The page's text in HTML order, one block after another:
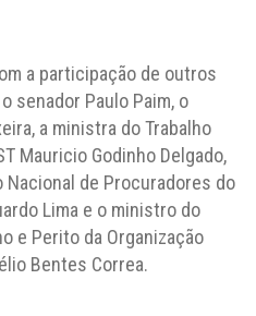
a participação de outros
senador Paulo Paim, o
a ministra do Trabalho
Mauricio Godinho Delgado,
de Procuradores do
Lima e o ministro do
e Perito da Organização
Bentes Correa.